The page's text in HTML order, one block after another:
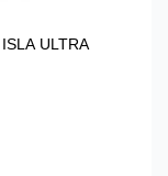
ULTRA